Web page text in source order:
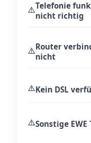
⚠️Telefonie
nicht richtig
⚠️Router
nicht
⚠️Kein DSL
⚠️Sonstige EWE